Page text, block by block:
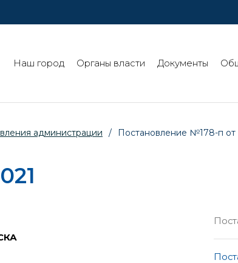
Наш город Органы власти Документы
администрации / Постановление №178-п от